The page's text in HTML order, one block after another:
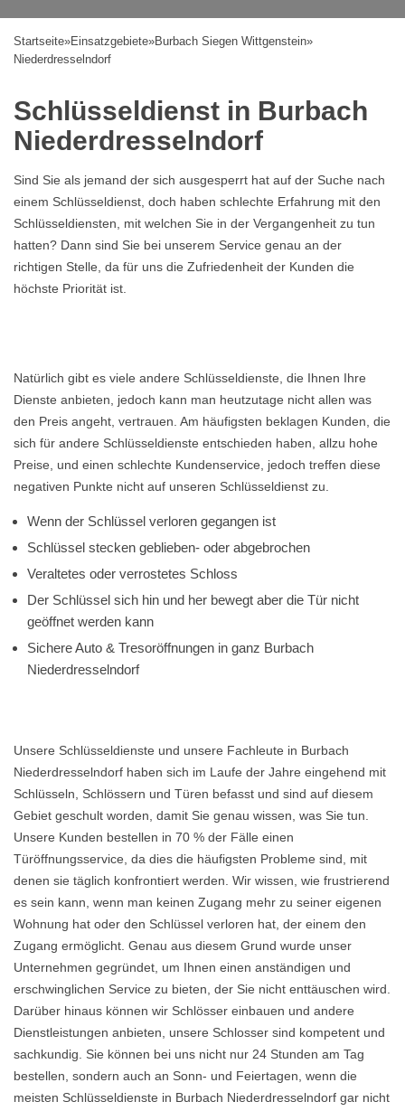
Startseite»Einsatzgebiete»Burbach Siegen Wittgenstein»
Niederdresselndorf
Schlüsseldienst in Burbach
Niederdresselndorf
Sind Sie als jemand der sich ausgesperrt hat auf der Suche nach
einem Schlüsseldienst, doch haben schlechte Erfahrung mit den
Schlüsseldiensten, mit welchen Sie in der Vergangenheit zu tun
hatten? Dann sind Sie bei unserem Service genau an der
richtigen Stelle, da für uns die Zufriedenheit der Kunden die
höchste Priorität ist.
Natürlich gibt es viele andere Schlüsseldienste, die Ihnen Ihre
Dienste anbieten, jedoch kann man heutzutage nicht allen was
den Preis angeht, vertrauen. Am häufigsten beklagen Kunden, die
sich für andere Schlüsseldienste entschieden haben, allzu hohe
Preise, und einen schlechte Kundenservice, jedoch treffen diese
negativen Punkte nicht auf unseren Schlüsseldienst zu.
Wenn der Schlüssel verloren gegangen ist
Schlüssel stecken geblieben- oder abgebrochen
Veraltetes oder verrostetes Schloss
Der Schlüssel sich hin und her bewegt aber die Tür nicht
geöffnet werden kann
Sichere Auto & Tresoröffnungen in ganz Burbach
Niederdresselndorf
Unsere Schlüsseldienste und unsere Fachleute in Burbach
Niederdresselndorf haben sich im Laufe der Jahre eingehend mit
Schlüsseln, Schlössern und Türen befasst und sind auf diesem
Gebiet geschult worden, damit Sie genau wissen, was Sie tun.
Unsere Kunden bestellen in 70 % der Fälle einen
Türöffnungsservice, da dies die häufigsten Probleme sind, mit
denen sie täglich konfrontiert werden. Wir wissen, wie frustrierend
es sein kann, wenn man keinen Zugang mehr zu seiner eigenen
Wohnung hat oder den Schlüssel verloren hat, der einem den
Zugang ermöglicht. Genau aus diesem Grund wurde unser
Unternehmen gegründet, um Ihnen einen anständigen und
erschwinglichen Service zu bieten, der Sie nicht enttäuschen wird.
Darüber hinaus können wir Schlösser einbauen und andere
Dienstleistungen anbieten, unsere Schlosser sind kompetent und
sachkundig. Sie können bei uns nicht nur 24 Stunden am Tag
bestellen, sondern auch an Sonn- und Feiertagen, wenn die
meisten Schlüsseldienste in Burbach Niederdresselndorf gar nicht